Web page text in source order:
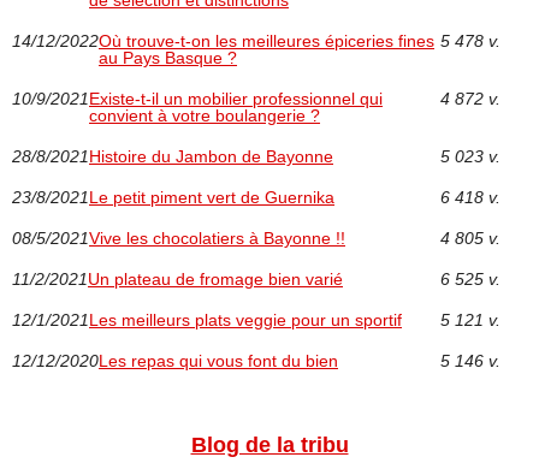
14/12/2022Où trouve-t-on les meilleures épiceries fines
au Pays Basque ?
5 478 v.
10/9/2021Existe-t-il un mobilier professionnel qui
convient à votre boulangerie ?
4 872 v.
28/8/2021Histoire du Jambon de Bayonne 5 023 v.
23/8/2021Le petit piment vert de Guernika 6 418 v.
08/5/2021Vive les chocolatiers à Bayonne !! 4 805 v.
11/2/2021Un plateau de fromage bien varié 6 525 v.
12/1/2021Les meilleurs plats veggie pour un sportif 5 121 v.
12/12/2020Les repas qui vous font du bien 5 146 v.
Blog de la tribu